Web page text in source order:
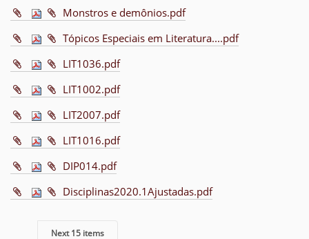
Monstros e demônios.pdf
Tópicos Especiais em Literatura....pdf
LIT1036.pdf
LIT1002.pdf
LIT2007.pdf
LIT1016.pdf
DIP014.pdf
Disciplinas2020.1Ajustadas.pdf
Next 15 items